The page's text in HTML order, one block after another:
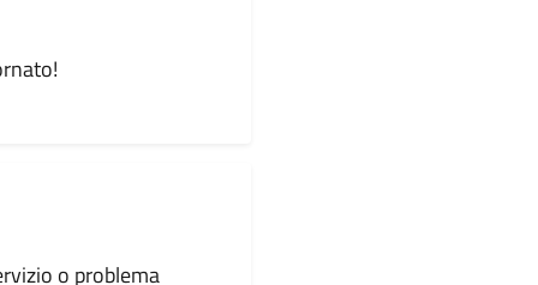
o problema